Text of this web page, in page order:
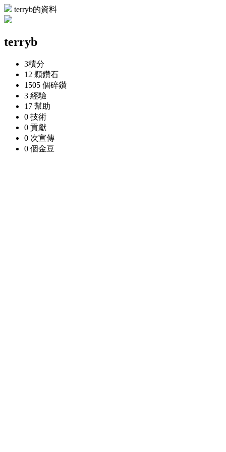
terryb的資料
terryb
3積分
12 顆鑽石
1505 個碎鑽
3 經驗
17 幫助
0 技術
0 貢獻
0 次宣傳
0 個金豆